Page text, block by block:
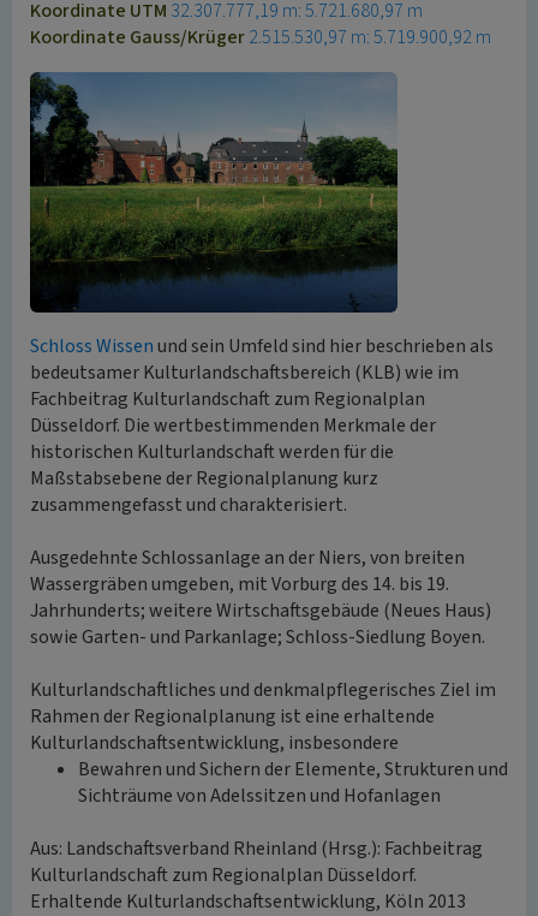
Koordinate UTM 32.307.777,19 m: 5.721.680,97 m
Koordinate Gauss/Krüger2.515.530,97 m: 5.719.900,92 m
Schloss Wissenund sein Umfeld sind hier beschrieben als
bedeutsamer Kulturlandschaftsbereich (KLB) wie im
Fachbeitrag Kulturlandschaft zum Regionalplan
Düsseldorf. Die wertbestimmenden Merkmale der
historischen Kulturlandschaft werden für die
Maßstabsebene der Regionalplanung kurz
zusammengefasst und charakterisiert.
Ausgedehnte Schlossanlage an der Niers, von breiten
Wassergräben umgeben, mit Vorburg des 14. bis 19.
Jahrhunderts; weitere Wirtschaftsgebäude (Neues Haus)
sowie Garten- und Parkanlage; Schloss-Siedlung Boyen.
Kulturlandschaftliches und denkmalpflegerisches Ziel im
Rahmen der Regionalplanung ist eine erhaltende
Kulturlandschaftsentwicklung, insbesondere
Bewahren und Sichern der Elemente, Strukturen und
Sichträume von Adelssitzen und Hofanlagen
Aus: Landschaftsverband Rheinland (Hrsg.): Fachbeitrag
Kulturlandschaft zum Regionalplan Düsseldorf.
Erhaltende Kulturlandschaftsentwicklung, Köln 2013